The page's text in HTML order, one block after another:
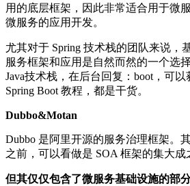
用的底层框架，因此非常适合用于微
微服务的应用开发。
尤其对于 Spring 技术栈的团队来说，
服务框架和应用是自然而然的一个选
Java技术栈，在后台回复：boot，可
Spring Boot 教程，都是干货。
Dubbo&Motan
Dubbo 是阿里开源的服务治理框架。
之前，可以看做是 SOA 框架的集大成
但其仅仅包含了微服务基础设施的部